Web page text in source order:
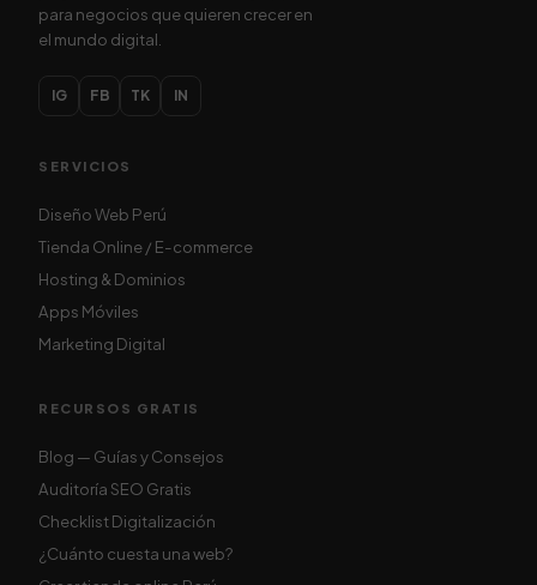
para negocios que quieren crecer en
el mundo digital.
IG FB TK IN
SERVICIOS
Diseño Web Perú
Tienda Online / E-commerce
Hosting & Dominios
Apps Móviles
Marketing Digital
RECURSOS GRATIS
Blog — Guías y Consejos
Auditoría SEO Gratis
Checklist Digitalización
¿Cuánto cuesta una web?